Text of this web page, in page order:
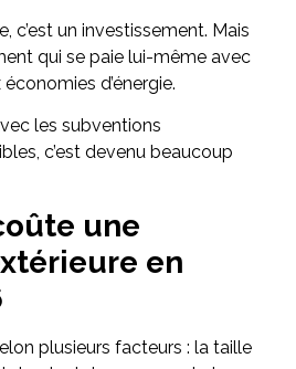
c’est un investissement. Mais
qui se paie lui-même avec
d’énergie.
les subventions
c’est devenu beaucoup
une
en
plusieurs facteurs : la taille